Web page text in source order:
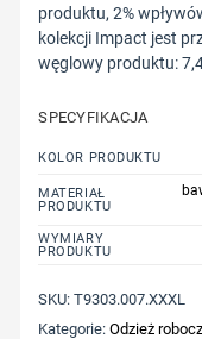
produktu, 2%
kolekcji Impact jest
węglowy produktu:
SPECYFIKACJA
KOLOR PRODUKTU
MATERIAŁ
PRODUKTU
WYMIARY
PRODUKTU
SKU:T9303.007.XXXL
Kategorie:Odzież